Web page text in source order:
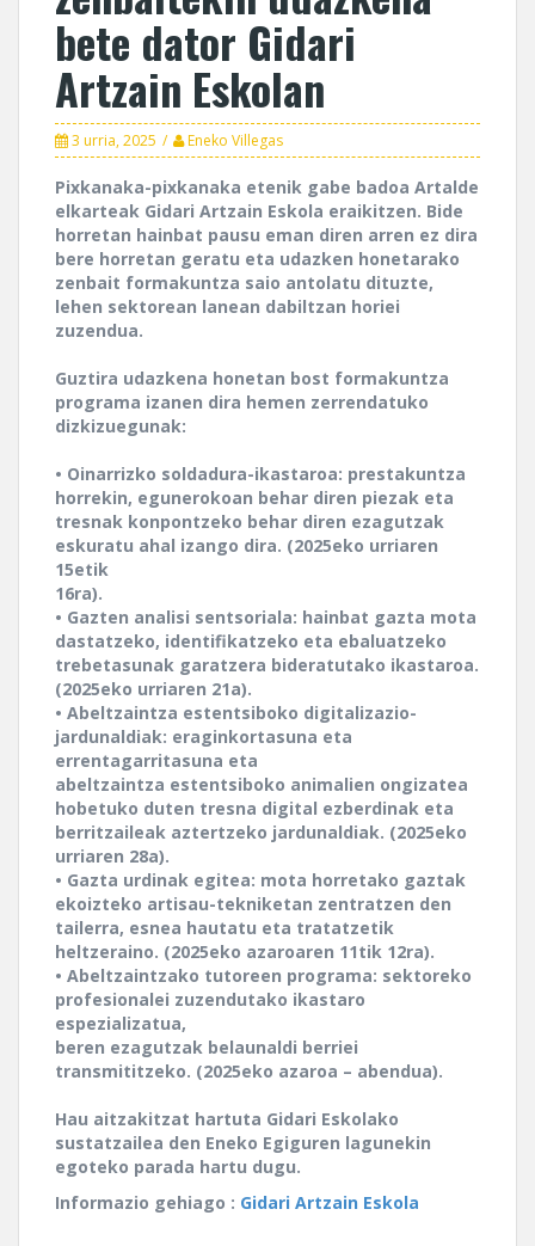
bete dator Gidari
Artzain Eskolan
3 urria, 2025 Eneko Villegas
Pixkanaka-pixkanaka etenik gabe badoa Artalde
elkarteak Gidari Artzain Eskola eraikitzen. Bide
horretan hainbat pausu eman diren arren ez dira
bere horretan geratu eta udazken honetarako
zenbait formakuntza saio antolatu dituzte,
lehen sektorean lanean dabiltzan horiei
zuzendua.
Guztira udazkena honetan bost formakuntza
programa izanen dira hemen zerrendatuko
dizkizuegunak:
• Oinarrizko soldadura-ikastaroa: prestakuntza
horrekin, egunerokoan behar diren piezak eta
tresnak konpontzeko behar diren ezagutzak
eskuratu ahal izango dira. (2025eko urriaren
15etik
16ra).
• Gazten analisi sentsoriala: hainbat gazta mota
dastatzeko, identifikatzeko eta ebaluatzeko
trebetasunak garatzera bideratutako ikastaroa.
(2025eko urriaren 21a).
• Abeltzaintza estentsiboko digitalizazio-
jardunaldiak: eraginkortasuna eta
errentagarritasuna eta
abeltzaintza estentsiboko animalien ongizatea
hobetuko duten tresna digital ezberdinak eta
berritzaileak aztertzeko jardunaldiak. (2025eko
urriaren 28a).
• Gazta urdinak egitea: mota horretako gaztak
ekoizteko artisau-tekniketan zentratzen den
tailerra, esnea hautatu eta tratatzetik
heltzeraino. (2025eko azaroaren 11tik 12ra).
• Abeltzaintzako tutoreen programa: sektoreko
profesionalei zuzendutako ikastaro
espezializatua,
beren ezagutzak belaunaldi berriei
transmititzeko. (2025eko azaroa – abendua).
Hau aitzakitzat hartuta Gidari Eskolako
sustatzailea den Eneko Egiguren lagunekin
egoteko parada hartu dugu.
Informazio gehiago : Gidari Artzain Eskola